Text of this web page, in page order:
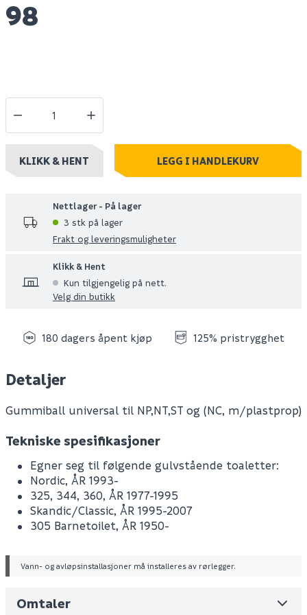
98
KLIKK & HENT LEGG I HANDLEKURV
Nettlager - På lager
3 stk på lager
Frakt og leveringsmuligheter
Klikk & Hent
Kun tilgjengelig på nett.
Velg din butikk
180 dagers åpent kjøp 125% pristrygghet
Detaljer
Gummiball universal til NP,NT,ST og (NC, m/plastprop)
Tekniske spesifikasjoner
Egner seg til følgende gulvstående toaletter:
Nordic, ÅR 1993-
325, 344, 360, ÅR 1977-1995
Skandic/Classic, ÅR 1995-2007
305 Barnetoilet, ÅR 1950-
Vann- og avløpsinstallasjoner må installeres av rørlegger.
Omtaler
Leverandørens varenummer GB1929900260